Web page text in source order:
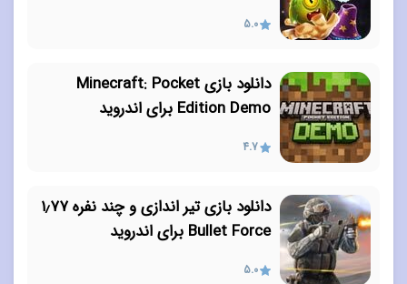
5.0
دانلود بازی Minecraft: Pocket
Edition Demo برای اندروید
4.7
دانلود بازی تیر اندازی و چند نفره ۱٫۷۷
Bullet Force برای اندروید
5.0